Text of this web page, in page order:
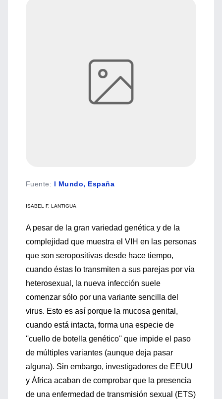
Fuente: l Mundo, España
ISABEL F. LANTIGUA
A pesar de la gran variedad genética y de la
complejidad que muestra el VIH en las personas
que son seropositivas desde hace tiempo,
cuando éstas lo transmiten a sus parejas por vía
heterosexual, la nueva infección suele
comenzar sólo por una variante sencilla del
virus. Esto es así porque la mucosa genital,
cuando está intacta, forma una especie de
''cuello de botella genético'' que impide el paso
de múltiples variantes (aunque deja pasar
alguna). Sin embargo, investigadores de EEUU
y África acaban de comprobar que la presencia
de una enfermedad de transmisión sexual (ETS)